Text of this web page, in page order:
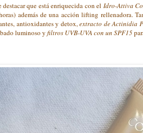
que está enriquecida con el Idro-Attiva
además de una acción lifting rellenadora.
antioxidantes y detox,extracto de Actinidia
luminoso y filtros UVB-UVA con un SPF15